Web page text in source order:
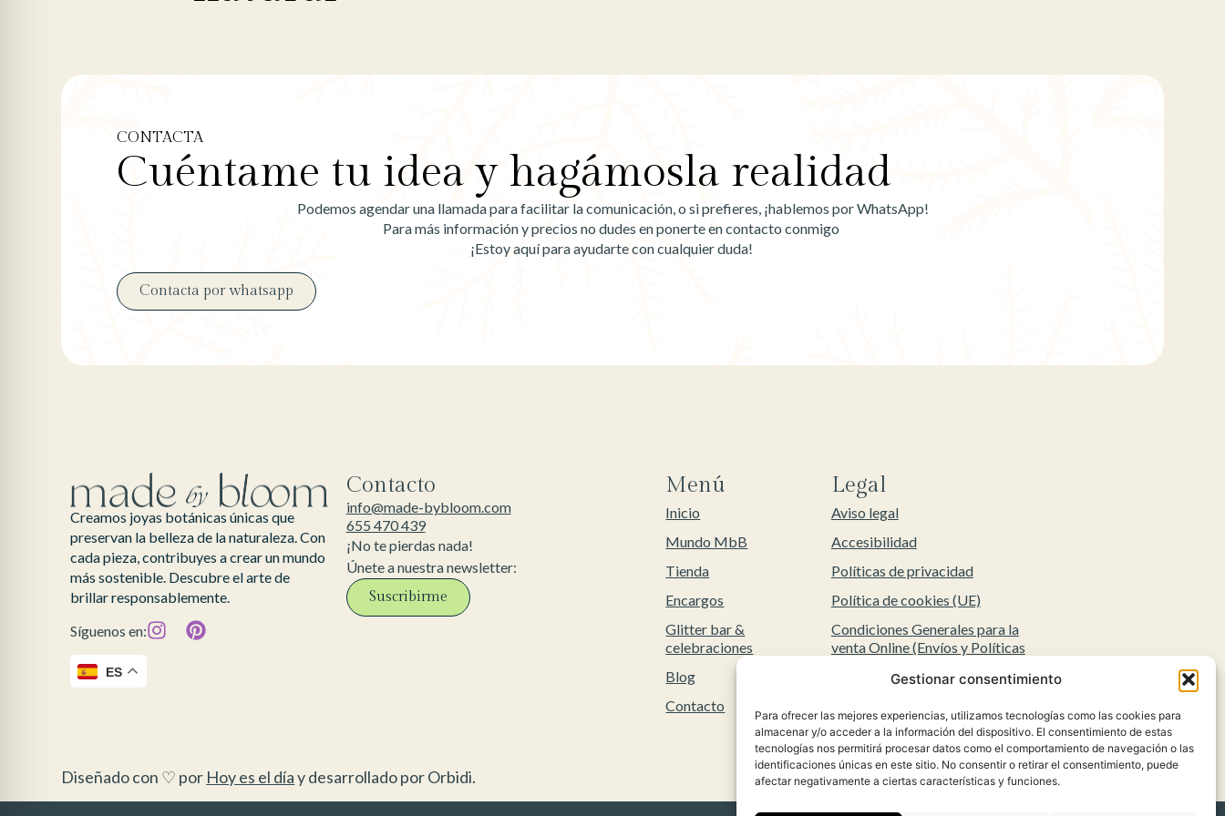
Gestionar consentimiento
Para ofrecer las mejores experiencias, utilizamos tecnologías como las cookies para
almacenar y/o acceder a la información del dispositivo. El consentimiento de estas
tecnologías nos permitirá procesar datos como el comportamiento de navegación o las
identificaciones únicas en este sitio. No consentir o retirar el consentimiento, puede
afectar negativamente a ciertas características y funciones.
CONTACTA
Cuéntame tu idea y hagámosla realidad
Podemos agendar una llamada para facilitar la comunicación, o si prefieres, ¡hablemos por WhatsApp!
Para más información y precios no dudes en ponerte en contacto conmigo
¡Estoy aquí para ayudarte con cualquier duda!
Contacta por whatsapp
Creamos joyas botánicas únicas que
preservan la belleza de la naturaleza. Con
cada pieza, contribuyes a crear un mundo
más sostenible. Descubre el arte de
brillar responsablemente.
Síguenos en:
ES
Contacto
info@made-bybloom.com
655 470 439
¡No te pierdas nada!
Únete a nuestra newsletter:
Suscribirme
Menú
Inicio
Mundo MbB
Tienda
Encargos
Glitter bar &
celebraciones
Blog
Contacto
Legal
Aviso legal
Accesibilidad
Políticas de privacidad
Política de cookies (UE)
Condiciones Generales para la
venta Online (Envíos y Políticas
Diseñado con ♡ por Hoy es el díay desarrollado por Orbidi.